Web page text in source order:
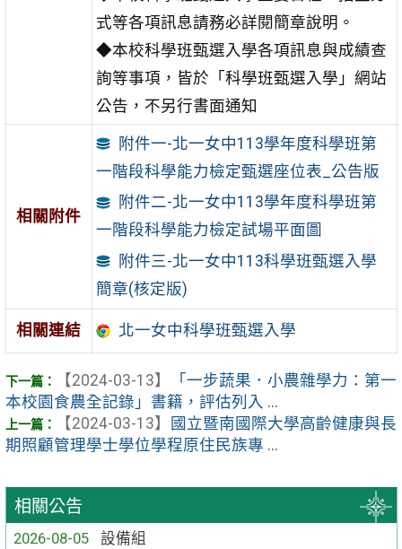
相關公告
2026-08-05
設備組
式等各項訊息請務必詳閱簡章說明。
◆本校科學班甄選入學各項訊息與成績查
詢等事項，皆於「科學班甄選入學」網站
公告，不另行書面通知
相關附件
附件一-北一女中113學年度科學班第
一階段科學能力檢定甄選座位表_公告版
附件二-北一女中113學年度科學班第
一階段科學能力檢定試場平面圖
附件三-北一女中113科學班甄選入學
簡章(核定版)
相關連結 北一女中科學班甄選入學
【2024-03-13】
「一步蔬果．小農雜學力：第一
本校園食農全記錄」書籍，評估列入 ...
【2024-03-13】
國立暨南國際大學高齡健康與長
期照顧管理學士學位學程原住民族專 ...